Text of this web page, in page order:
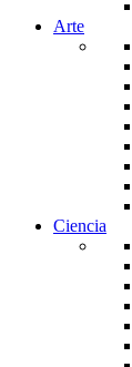
Arte
Ciencia